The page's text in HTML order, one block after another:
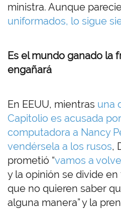
ministra. Aunque
uniformados, lo sigue
Es el mundo ganado la
engañará
En EEUU, mientras una
Capitolio es acusada
computadora a Nancy
vendérsela a los rusos,
prometió “vamos a
y la opinión se divide en
que no quieren saber
alguna manera” y la